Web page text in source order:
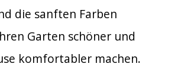
die sanften Farben
Garten schöner und
komfortabler machen.